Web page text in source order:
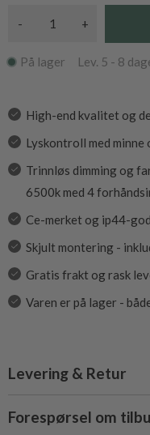
- +
På lager Lev. 5 - 8
High-end kvalitet og
Lyskontroll med
Trinnløs dimming og
6500k med 4
Ce-merket og ip44-
Skjult montering -
Gratis frakt og rask
Varen er på lager -
Levering & Retur
Forespørsel om